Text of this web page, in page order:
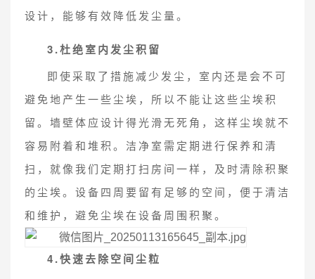
设计，能够有效降低发尘量。
3.杜绝室内发尘积留
即使采取了措施减少发尘，室内还是会不可
避免地产生一些尘埃，所以不能让这些尘埃积
留。墙壁体应设计得光滑无死角，这样尘埃就不
容易附着和堆积。洁净室需定期进行保养和清
扫，就像我们定期打扫房间一样，及时清除积聚
的尘埃。设备四周要留有足够的空间，便于清洁
和维护，避免尘埃在设备周围积聚。
4.快速去除空间尘粒